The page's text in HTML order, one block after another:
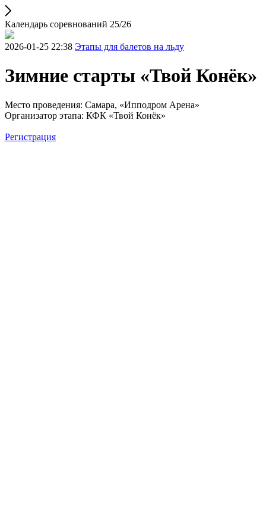
Календарь соревнований 25/26
2026-01-25 22:38 Этапы для балетов на льду
Зимние старты «Твой Конёк»
Место проведения: Самара, «Ипподром Арена»
Организатор этапа: КФК «Твой Конёк»
Регистрация